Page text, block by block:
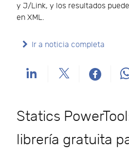
y J/Link, y los resultados
en XML.
Ir a noticia completa
Statics
librería gratuita